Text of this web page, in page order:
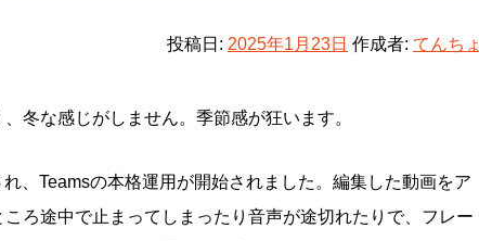
投稿日: 2025年1月23日 作成者: てんちょ
冬な感じがしません。季節感が狂います。
、Teamsの本格運用が開始されました。編集した動画をア
ろ途中で止まってしまったり音声が途切れたりで、フレー